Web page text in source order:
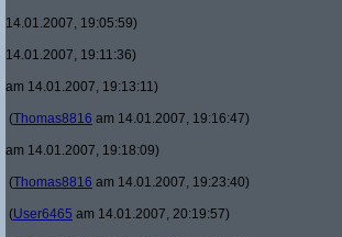
14.01.2007, 19:05:59)
14.01.2007, 19:11:36)
am 14.01.2007, 19:13:11)
(Thomas8816 am 14.01.2007, 19:16:47)
am 14.01.2007, 19:18:09)
(Thomas8816 am 14.01.2007, 19:23:40)
(User6465 am 14.01.2007, 20:19:57)